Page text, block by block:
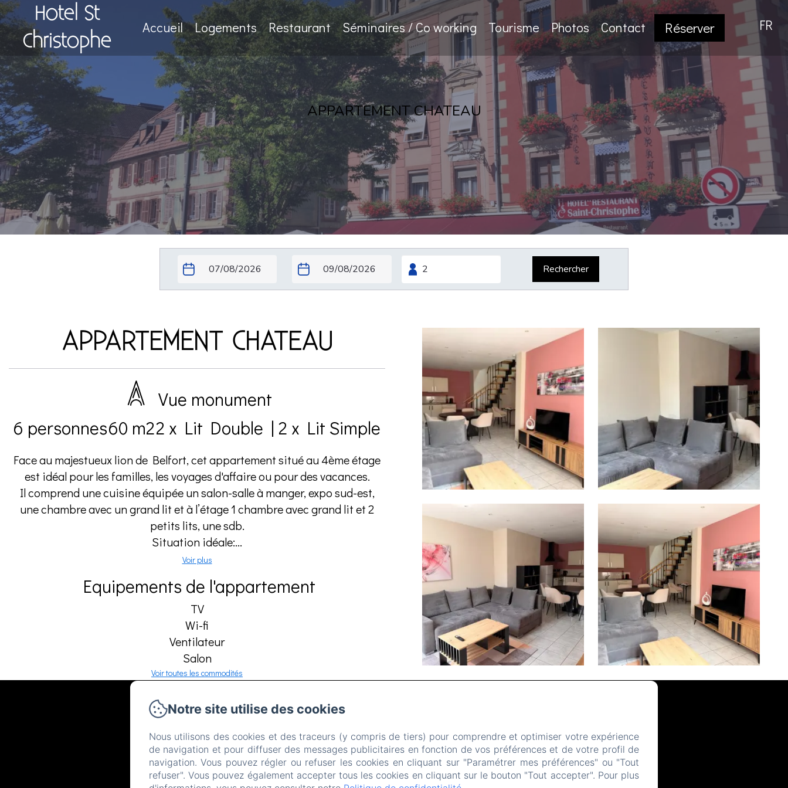
Hotel St
Christophe
Accueil Logements Restaurant Séminaires / Co working Tourisme Photos Contact Réserver FR
APPARTEMENT CHATEAU
Rechercher
APPARTEMENT CHATEAU
Vue monument
6 personnes60 m22 x Lit Double | 2 x Lit Simple
Face au majestueux lion de Belfort, cet appartement situé au 4ème étage
est idéal pour les familles, les voyages d'affaire ou pour des vacances.
Il comprend une cuisine équipée un salon-salle à manger, expo sud-est,
une chambre avec un grand lit et à l’étage 1 chambre avec grand lit et 2
petits lits, une sdb.
Situation idéale:...
Voir plus
Equipements de l'appartement
TV
Wi-fi
Ventilateur
Salon
Voir toutes les commodités
contact@hotelsaintchristophe.com
Accueil
Logements Restaurant
Contact
Notre site utilise des cookies
Nous utilisons des cookies et des traceurs (y compris de tiers) pour comprendre et optimiser votre expérience
de navigation et pour diffuser des messages publicitaires en fonction de vos préférences et de votre profil de
navigation. Vous pouvez régler ou refuser les cookies en cliquant sur "Paramétrer mes préférences" ou "Tout
refuser". Vous pouvez également accepter tous les cookies en cliquant sur le bouton "Tout accepter". Pour plus